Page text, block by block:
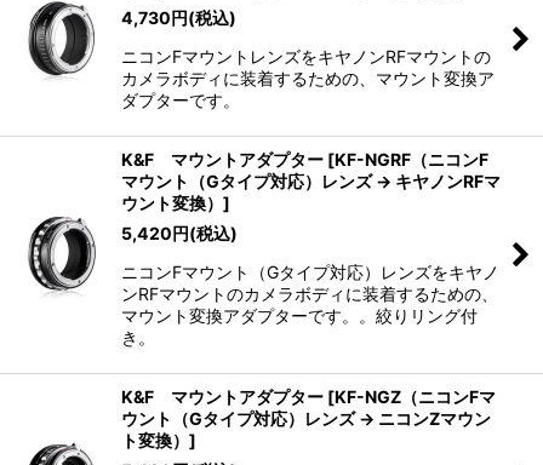
4,730円(税込)
ニコンFマウントレンズをキヤノンRFマウントの
カメラボディに装着するための、マウント変換ア
ダプターです。
K&F マウントアダプター [KF-NGRF（ニコンF
マウント（Gタイプ対応）レンズ → キヤノンRFマ
ウント変換） ]
5,420円(税込)
ニコンFマウント（Gタイプ対応）レンズをキヤノ
ンRFマウントのカメラボディに装着するための、
マウント変換アダプターです。。絞りリング付
き。
K&F マウントアダプター [KF-NGZ（ニコンFマ
ウント（Gタイプ対応）レンズ → ニコンZマウン
ト変換） ]